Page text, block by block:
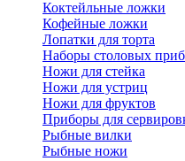
Коктейльные ложки
Кофейные ложки
Лопатки для торта
Наборы столовых
Ножи для стейка
Ножи для устриц
Ножи для фруктов
Приборы для
Рыбные вилки
Рыбные ножи